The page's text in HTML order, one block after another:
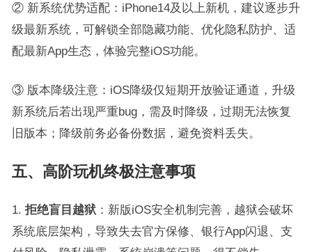
② 新系统优势适配：iPhone14及以上新机，建议逐步升
级最新系统，可解锁全部隐藏功能、优化隐私防护、适
配最新App生态，体验完整iOS功能。
③ 版本降级注意：iOS降级仅短期开放验证通道，升级
新系统后若出现严重bug，需及时降级，过期无法恢复
旧版本；降级前务必备份数据，避免资料丢失。
五、高阶玩机终极注意事项
1. 拒绝盲目越狱：新版iOS安全机制完善，越狱会破坏
系统底层架构，导致失去官方保修、银行App闪退、支